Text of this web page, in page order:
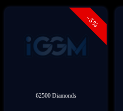
- 5%
62500 Diamonds